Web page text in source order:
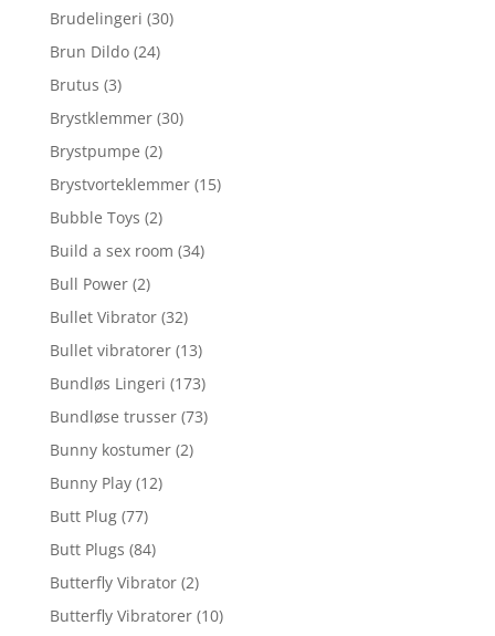
Brudelingeri (30)
Brun Dildo (24)
Brutus (3)
Brystklemmer (30)
Brystpumpe (2)
Brystvorteklemmer (15)
Bubble Toys (2)
Build a sex room (34)
Bull Power (2)
Bullet Vibrator (32)
Bullet vibratorer (13)
Bundløs Lingeri (173)
Bundløse trusser (73)
Bunny kostumer (2)
Bunny Play (12)
Butt Plug (77)
Butt Plugs (84)
Butterfly Vibrator (2)
Butterfly Vibratorer (10)